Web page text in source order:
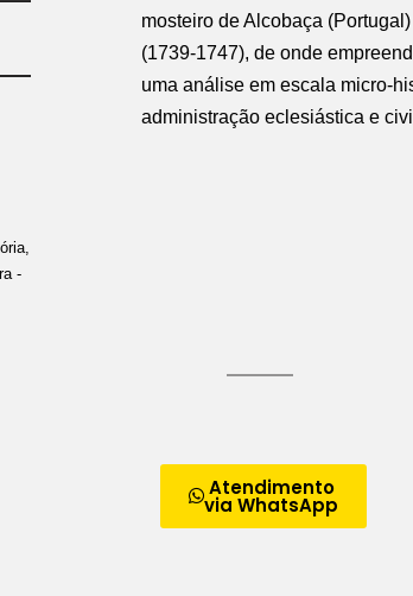
-
mosteiro de Alcobaça
(1739-1747), de onde
uma análise em escala micro-
administração eclesiástica e
Atendimento
via WhatsApp